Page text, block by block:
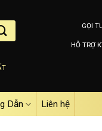
GỌI
HỖ TRỢ
Dẫn Liên hệ